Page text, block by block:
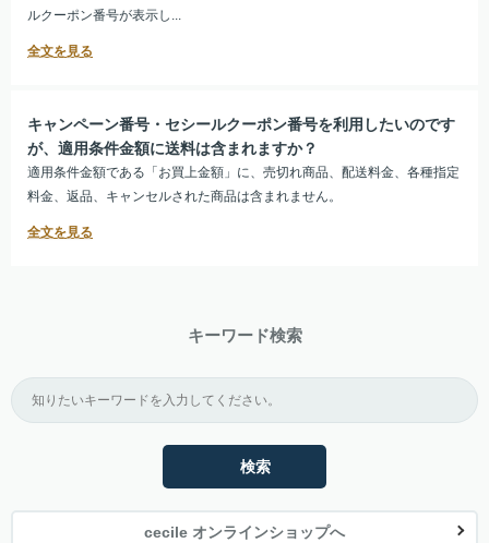
ルクーポン番号が表示し...
キャンペーン番号・セシールクーポン番号を利用したいのです
が、適用条件金額に送料は含まれますか？
適用条件金額である「お買上金額」に、売切れ商品、配送料金、各種指定
料金、返品、キャンセルされた商品は含まれません。
キーワード検索
検索
cecile オンラインショップへ